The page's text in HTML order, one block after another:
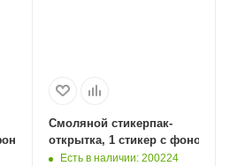
запечаткой, до 3 см
Смоляной стикерпак-
открытка, 1 стикер с фоновой
Есть в наличии: 200224